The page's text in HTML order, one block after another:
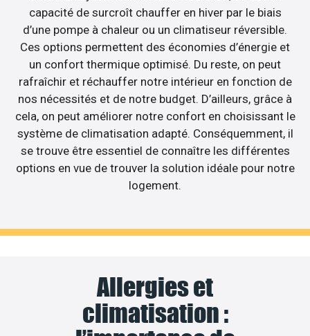
capacité de surcroît chauffer en hiver par le biais
d’une pompe à chaleur ou un climatiseur réversible.
Ces options permettent des économies d’énergie et
un confort thermique optimisé. Du reste, on peut
rafraîchir et réchauffer notre intérieur en fonction de
nos nécessités et de notre budget. D’ailleurs, grâce à
cela, on peut améliorer notre confort en choisissant le
système de climatisation adapté. Conséquemment, il
se trouve être essentiel de connaître les différentes
options en vue de trouver la solution idéale pour notre
logement.
Allergies et
climatisation :